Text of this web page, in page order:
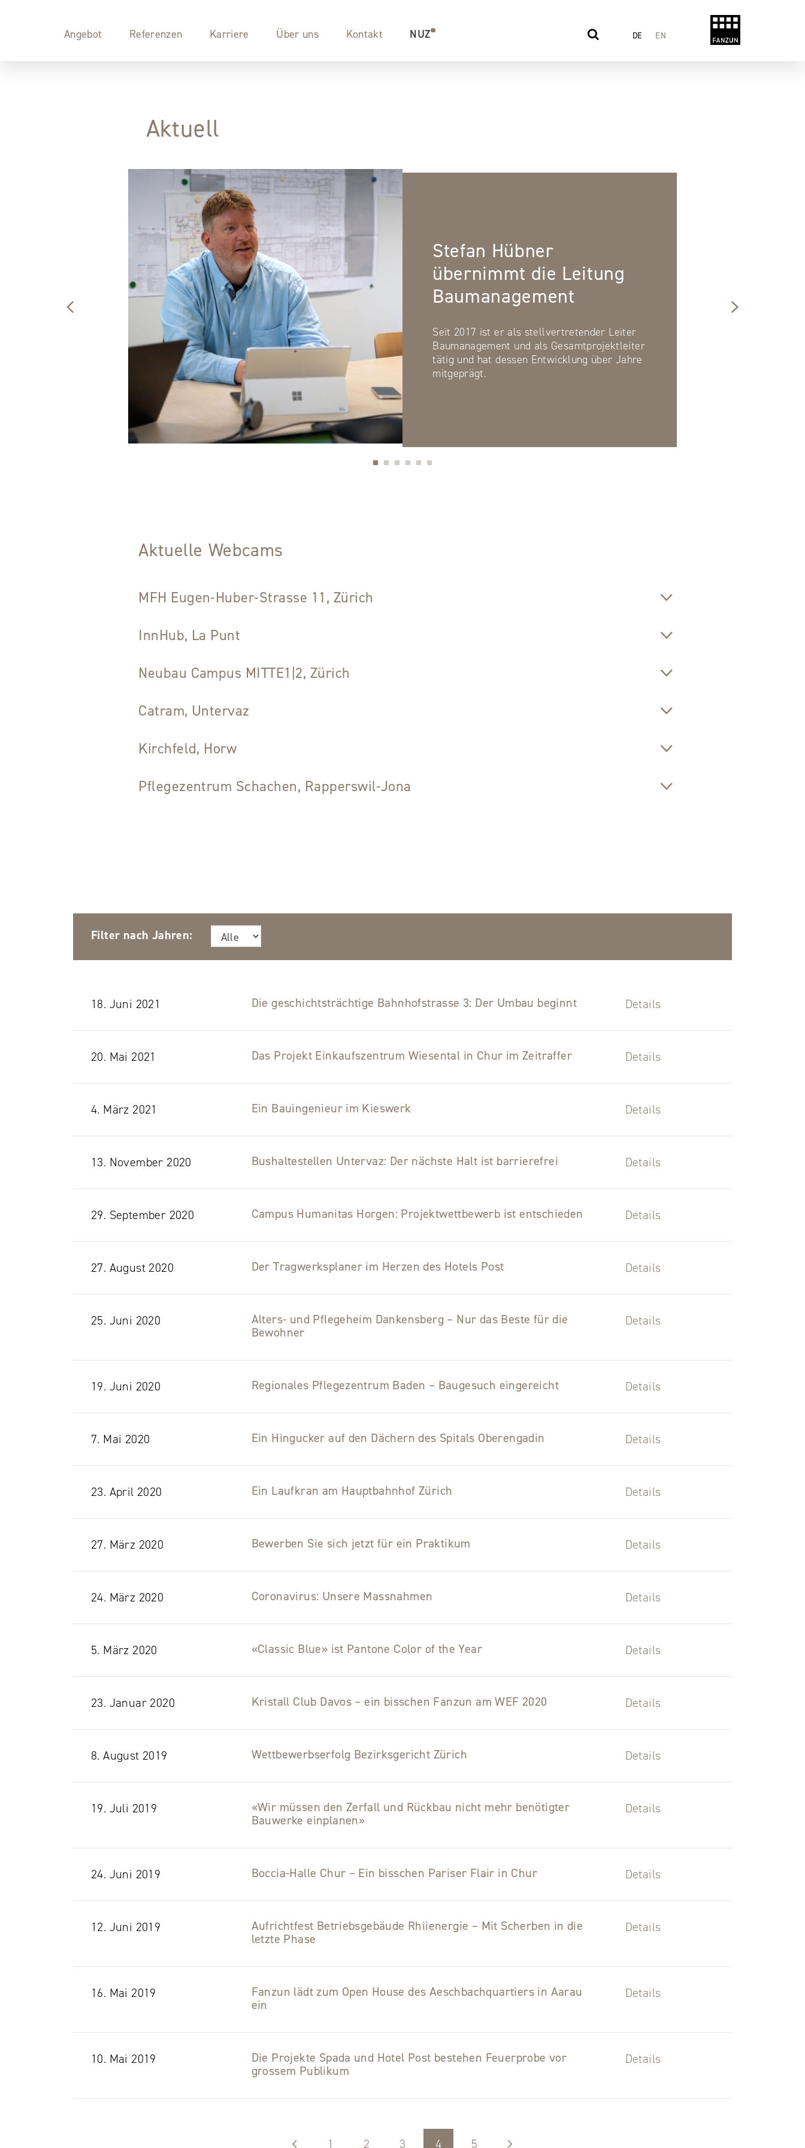
Angebot Referenzen Karriere Über uns Kontakt NUZ DE EN
Aktuell
Stefan Hübner
übernimmt die Leitung
Baumanagement
Seit 2017 ist er als stellvertretender Leiter
Baumanagement und als Gesamtprojektleiter
tätig und hat dessen Entwicklung über Jahre
mitgeprägt.
Aktuelle Webcams
MFH Eugen-Huber-Strasse 11, Zürich
InnHub, La Punt
Neubau Campus MITTE1|2, Zürich
Catram, Untervaz
Kirchfeld, Horw
Pflegezentrum Schachen, Rapperswil-Jona
Filter nach Jahren:
18. Juni 2021 Die geschichtsträchtige Bahnhofstrasse 3: Der Umbau beginnt Details
20. Mai 2021 Das Projekt Einkaufszentrum Wiesental in Chur im Zeitraffer Details
4. März 2021 Ein Bauingenieur im Kieswerk Details
13. November 2020 Bushaltestellen Untervaz: Der nächste Halt ist barrierefrei Details
29. September 2020 Campus Humanitas Horgen: Projektwettbewerb ist entschieden Details
27. August 2020 Der Tragwerksplaner im Herzen des Hotels Post Details
25. Juni 2020
Alters- und Pflegeheim Dankensberg – Nur das Beste für die
Bewohner
Details
19. Juni 2020 Regionales Pflegezentrum Baden – Baugesuch eingereicht Details
7. Mai 2020 Ein Hingucker auf den Dächern des Spitals Oberengadin Details
23. April 2020 Ein Laufkran am Hauptbahnhof Zürich Details
27. März 2020 Bewerben Sie sich jetzt für ein Praktikum Details
24. März 2020 Coronavirus: Unsere Massnahmen Details
5. März 2020 «Classic Blue» ist Pantone Color of the Year Details
23. Januar 2020 Kristall Club Davos – ein bisschen Fanzun am WEF 2020 Details
8. August 2019 Wettbewerbserfolg Bezirksgericht Zürich Details
19. Juli 2019
«Wir müssen den Zerfall und Rückbau nicht mehr benötigter
Bauwerke einplanen»
Details
24. Juni 2019 Boccia-Halle Chur – Ein bisschen Pariser Flair in Chur Details
12. Juni 2019
Aufrichtfest Betriebsgebäude Rhiienergie – Mit Scherben in die
letzte Phase
Details
16. Mai 2019
Fanzun lädt zum Open House des Aeschbachquartiers in Aarau
ein
Details
10. Mai 2019
Die Projekte Spada und Hotel Post bestehen Feuerprobe vor
grossem Publikum
Details
1 2 3 4 5